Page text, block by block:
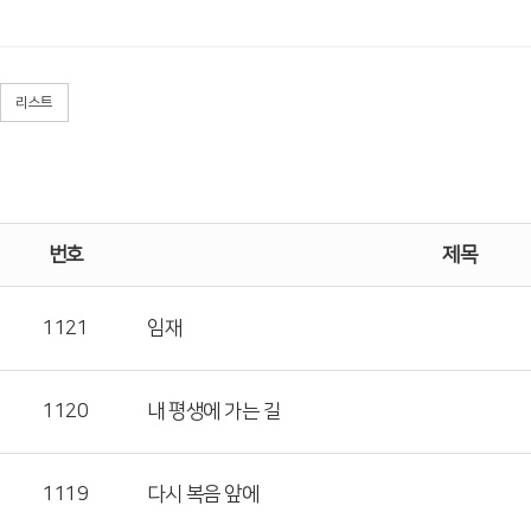
리스트
번호 제목
1121 임재
1120 내 평생에 가는 길
1119 다시 복음 앞에